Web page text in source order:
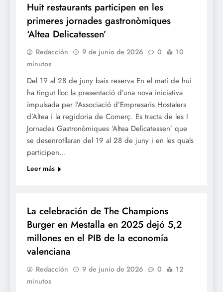
Huit restaurants participen en les
primeres jornades gastronòmiques
‘Altea Delicatessen’
Redacción 9 de junio de 2026 0
10
minutos
Del 19 al 28 de juny baix reserva En el matí de hui
ha tingut lloc la presentació d’una nova iniciativa
impulsada per l’Associació d’Empresaris Hostalers
d’Altea i la regidoria de Comerç. Es tracta de les I
Jornades Gastronòmiques ‘Altea Delicatessen’ que
se desenrotllaran del 19 al 28 de juny i en les quals
participen…
Leer más
La celebración de The Champions
Burger en Mestalla en 2025 dejó 5,2
millones en el PIB de la economía
valenciana
Redacción 9 de junio de 2026 0
12
minutos